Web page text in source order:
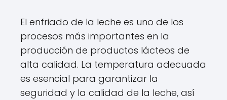
El enfriado de la leche es uno de los
procesos más importantes en la
producción de productos lácteos de
alta calidad. La temperatura adecuada
es esencial para garantizar la
seguridad y la calidad de la leche, así